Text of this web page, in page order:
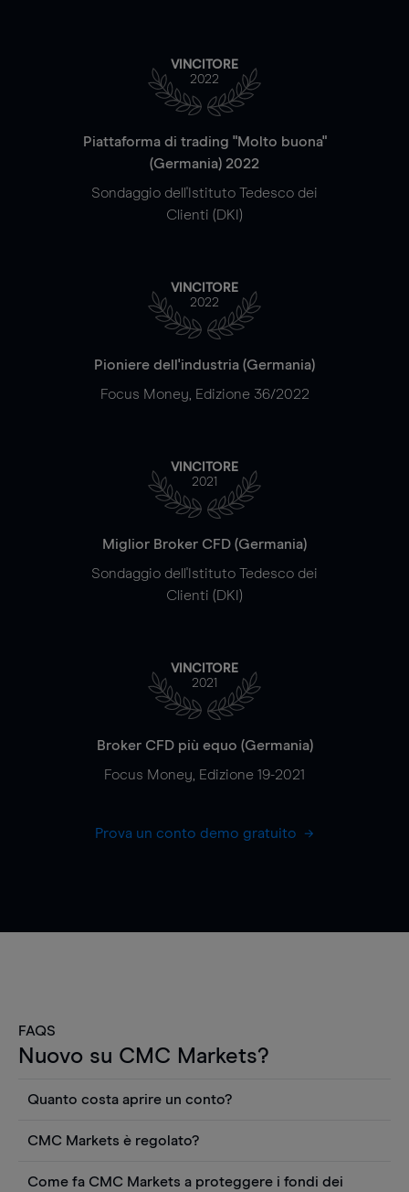
VINCITORE
2022
Piattaforma di trading "Molto buona"
(Germania) 2022
Sondaggio dell'Istituto Tedesco dei
Clienti (DKI)
VINCITORE
2022
Pioniere dell'industria (Germania)
Focus Money, Edizione 36/2022
VINCITORE
2021
Miglior Broker CFD (Germania)
Sondaggio dell'Istituto Tedesco dei
Clienti (DKI)
VINCITORE
2021
Broker CFD più equo (Germania)
Focus Money, Edizione 19-2021
Prova un conto demo gratuito
FAQS
Nuovo su CMC Markets?
Quanto costa aprire un conto?
Puoi anche visualizzare gratuitamente i prezzi e
utilizzare strumenti come grafici, notizie Reuters
CMC Markets è regolato?
Come fa CMC Markets a proteggere i fondi dei